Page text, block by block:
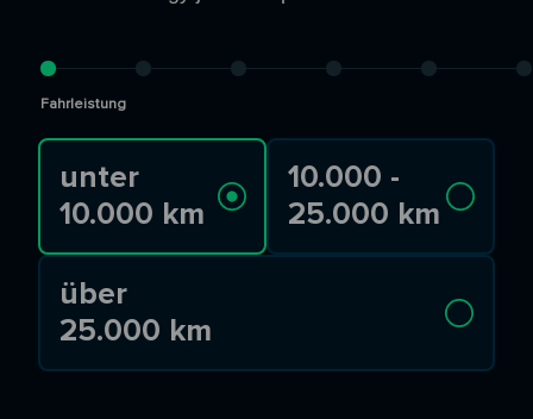
Fahrleistung
unter
10.000 km
10.000 -
25.000 km
über
25.000 km